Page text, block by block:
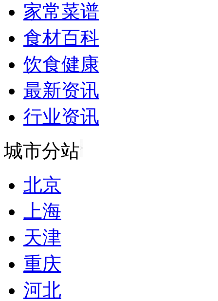
家常菜谱
食材百科
饮食健康
最新资讯
行业资讯
城市分站
北京
上海
天津
重庆
河北